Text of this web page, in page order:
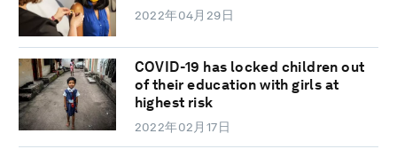
2022年04月29日
COVID-19 has locked children out
of their education with girls at
highest risk
2022年02月17日